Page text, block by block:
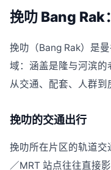
挽叻 Bang Rak
挽叻（Bang Rak）是
域：涵盖是隆与河滨
从交通、配套、人群到
挽叻的交通出行
挽叻所在片区的轨道交
／MRT 站点往往直接